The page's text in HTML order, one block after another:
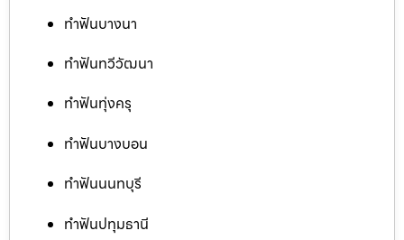
ทำฟันบางนา
ทำฟันทวีวัฒนา
ทำฟันทุ่งครุ
ทำฟันบางบอน
ทำฟันนนทบุรี
ทำฟันปทุมธานี